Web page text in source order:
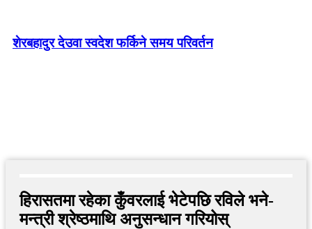
शेरबहादुर देउवा स्वदेश फर्किने समय परिवर्तन
हिरासतमा रहेका कुँवरलाई भेटेपछि रविले भने-
मन्त्री श्रेष्ठमाथि अनुसन्धान गरियोस्